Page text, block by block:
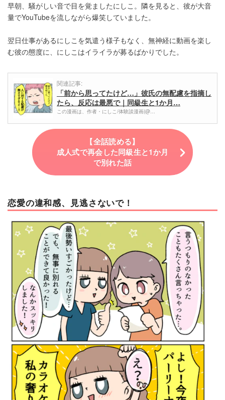
早朝、騒がしい音で目を覚ましたにしこ。隣を見ると、彼が大音
量でYouTubeを流しながら爆笑していました。
翌日仕事があるにしこを気遣う様子もなく、無神経に動画を楽し
む彼の態度に、にしこはイライラが募るばかりでした。
関連記事:
「前から思ってたけど…」彼氏の無配慮を指摘し
たら、反応は最悪で｜同級生と1か月…
この漫画は、作者・にしこ/体験談漫画(@…
【全話読める】
成人式で再会した同級生と1か月
で別れた話
恋愛の違和感、見逃さないで！